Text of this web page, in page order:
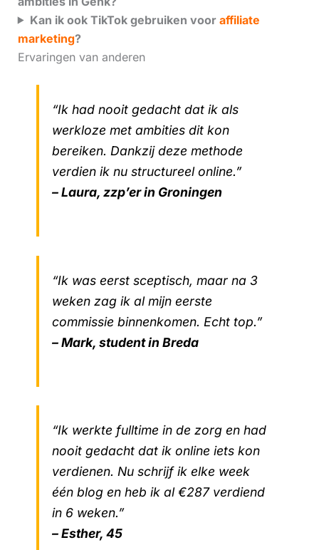
Kan ik ook TikTok gebruiken voor affiliate
marketing?
Ervaringen van anderen
“Ik had nooit gedacht dat ik als
werkloze met ambities dit kon
bereiken. Dankzij deze methode
verdien ik nu structureel online.”
– Laura, zzp’er in Groningen
“Ik was eerst sceptisch, maar na 3
weken zag ik al mijn eerste
commissie binnenkomen. Echt top.”
– Mark, student in Breda
“Ik werkte fulltime in de zorg en had
nooit gedacht dat ik online iets kon
verdienen. Nu schrijf ik elke week
één blog en heb ik al €287 verdiend
in 6 weken.”
– Esther, 45